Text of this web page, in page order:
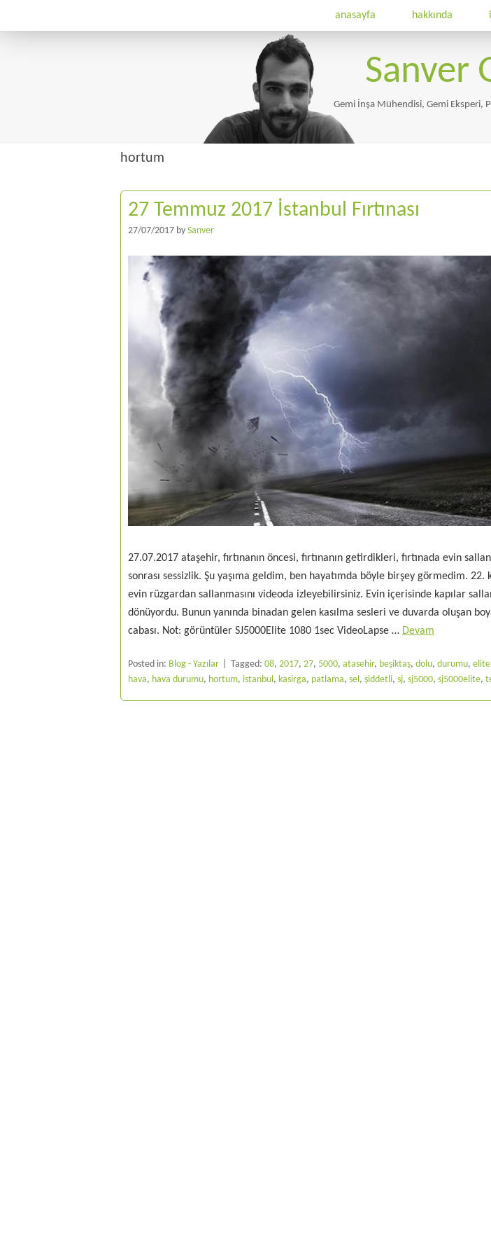
anasayfa hakkında
Sanver
Gemi İnşa Mühendisi, Gemi Eksperi,
hortum
27 Temmuz 2017 İstanbul Fırtınası
27/07/2017 by Sanver
27.07.2017 ataşehir, fırtınanın öncesi, fırtınanın getirdikleri, fırtınada evin
sonrası sessizlik. Şu yaşıma geldim, ben hayatımda böyle birşey görmedim.
evin rüzgardan sallanmasını videoda izleyebilirsiniz. Evin içerisinde kapılar
dönüyordu. Bunun yanında binadan gelen kasılma sesleri ve duvarda oluşan
cabası. Not: görüntüler SJ5000Elite 1080 1sec VideoLapse … Devam
Posted in: Blog - Yazılar Tagged: 08, 2017, 27, 5000, atasehir, beşiktaş, dolu, durumu, elite
hava, hava durumu, hortum, istanbul , kasirga, patlama, sel , şiddetli, sj, sj5000, sj5000elite,